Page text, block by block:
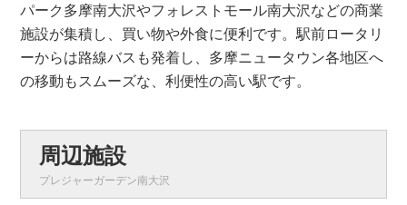
パーク多摩南大沢やフォレストモール南大沢などの商業
施設が集積し、買い物や外食に便利です。駅前ロータリ
ーからは路線バスも発着し、多摩ニュータウン各地区へ
の移動もスムーズな、利便性の高い駅です。
周辺施設
プレジャーガーデン南大沢